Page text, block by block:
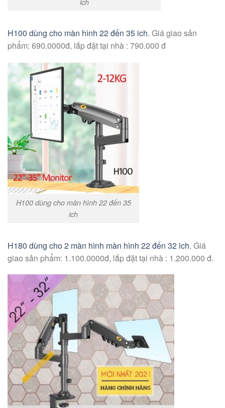
H100 dùng cho màn hình 22 đến 35 ich. Giá giao sản
phẩm: 690.0000đ, lắp đặt tại nhà : 790.000 đ
H100 dùng cho màn hình 22 đến 35
ich
H180 dùng cho 2 màn hình màn hình 22 đến 32 ich. Giá
giao sản phẩm: 1.100.0000đ, lắp đặt tại nhà : 1.200.000 đ.